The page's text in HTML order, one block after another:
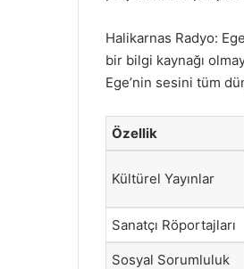
Halikarnas Radyo:
bir bilgi kaynağı
Ege’nin sesini tüm
Özellik
Kültürel Yayınlar
Sanatçı Röportajları
Sosyal Sorumluluk